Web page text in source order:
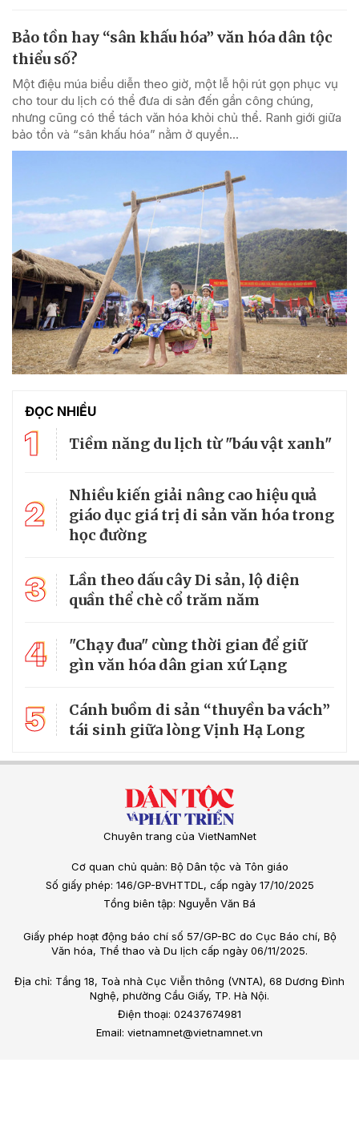
Bảo tồn hay “sân khấu hóa” văn hóa dân tộc
thiểu số?
Một điệu múa biểu diễn theo giờ, một lễ hội rút gọn phục vụ
cho tour du lịch có thể đưa di sản đến gần công chúng,
nhưng cũng có thể tách văn hóa khỏi chủ thể. Ranh giới giữa
bảo tồn và “sân khấu hóa” nằm ở quyền...
ĐỌC NHIỀU
1 Tiềm năng du lịch từ "báu vật xanh"
2
Nhiều kiến giải nâng cao hiệu quả
giáo dục giá trị di sản văn hóa trong
học đường
3
Lần theo dấu cây Di sản, lộ diện
quần thể chè cổ trăm năm
4
"Chạy đua" cùng thời gian để giữ
gìn văn hóa dân gian xứ Lạng
5
Cánh buồm di sản “thuyền ba vách”
tái sinh giữa lòng Vịnh Hạ Long
Chuyên trang của VietNamNet
Cơ quan chủ quản: Bộ Dân tộc và Tôn giáo
Số giấy phép: 146/GP-BVHTTDL, cấp ngày 17/10/2025
Tổng biên tập: Nguyễn Văn Bá
Giấy phép hoạt động báo chí số 57/GP-BC do Cục Báo chí, Bộ
Văn hóa, Thể thao và Du lịch cấp ngày 06/11/2025.
Địa chỉ: Tầng 18, Toà nhà Cục Viễn thông (VNTA), 68 Dương Đình
Nghệ, phường Cầu Giấy, TP. Hà Nội.
Điện thoại: 02437674981
Email: vietnamnet@vietnamnet.vn